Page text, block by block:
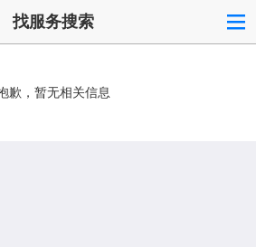
找服务搜索
歉，暂无相关信息